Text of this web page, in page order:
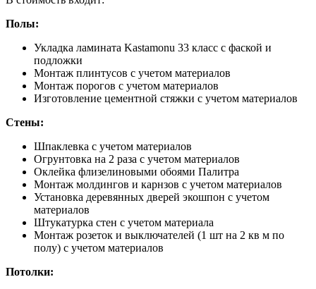
Полы:
Укладка ламината Kastamonu 33 класс с фаской и
подложки
Монтаж плинтусов с учетом материалов
Монтаж порогов с учетом материалов
Изготовление цементной стяжки с учетом материалов
Стены:
Шпаклевка с учетом материалов
Огрунтовка на 2 раза с учетом материалов
Оклейка флизелиновыми обоями Палитра
Монтаж молдингов и карнзов с учетом материалов
Установка деревянных дверей экошпон с учетом
материалов
Штукатурка стен с учетом материала
Монтаж розеток и выключателей (1 шт на 2 кв м по
полу) с учетом материалов
Потолки: